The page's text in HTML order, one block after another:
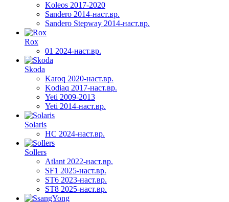
Koleos 2017-2020
Sandero 2014-наст.вр.
Sandero Stepway 2014-наст.вр.
Rox
01 2024-наст.вр.
Skoda
Karoq 2020-наст.вр.
Kodiaq 2017-наст.вр.
Yeti 2009-2013
Yeti 2014-наст.вр.
Solaris
HC 2024-наст.вр.
Sollers
Atlant 2022-наст.вр.
SF1 2025-наст.вр.
ST6 2023-наст.вр.
ST8 2025-наст.вр.